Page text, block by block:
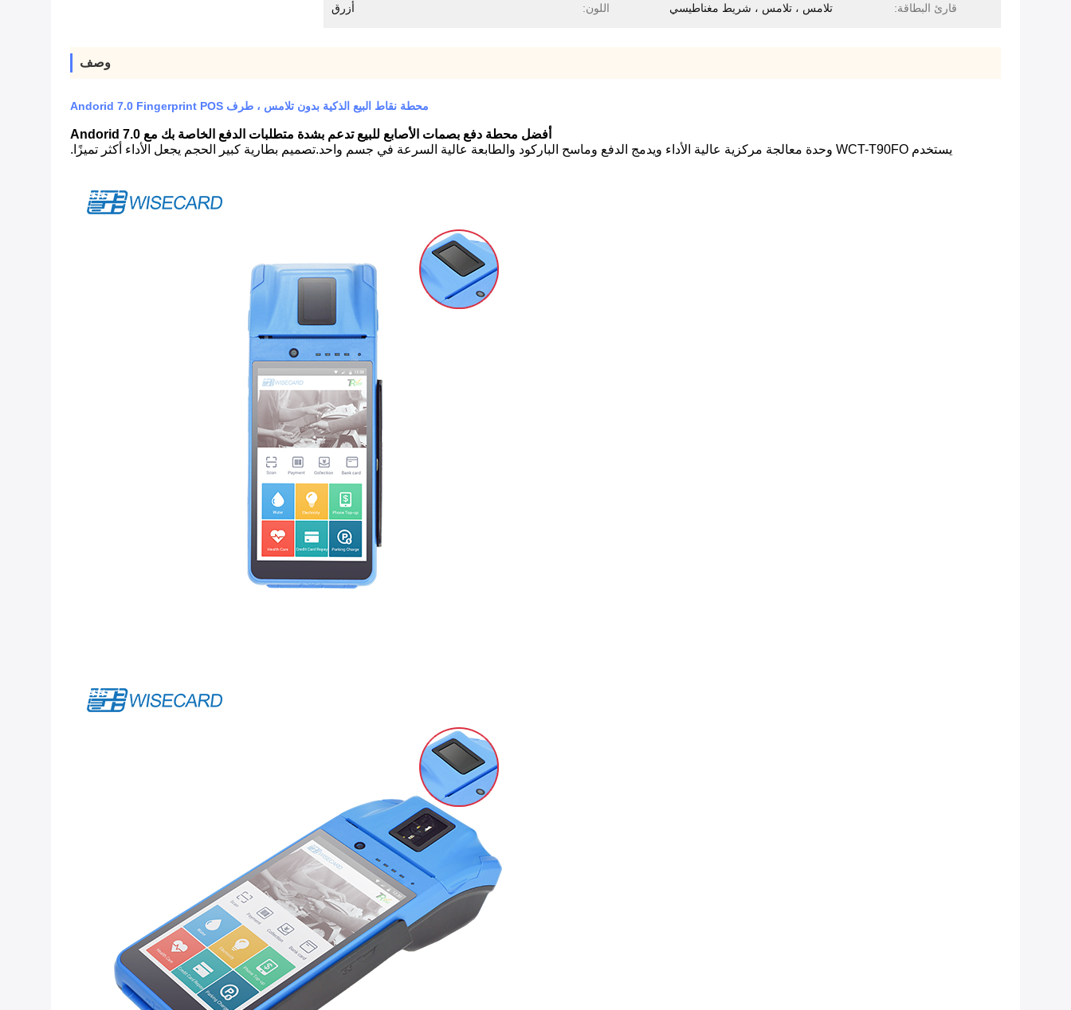
قارئ البطاقة: تلامس ، تلامس ، شريط مغناطيسي اللون: أزرق
وصف
محطة نقاط البيع الذكية بدون تلامس ، طرف Andorid 7.0 Fingerprint POS
أفضل محطة دفع بصمات الأصابع للبيع تدعم بشدة متطلبات الدفع الخاصة بك مع Andorid 7.0
يستخدم WCT-T90FO وحدة معالجة مركزية عالية الأداء ويدمج الدفع وماسح الباركود والطابعة عالية السرعة في جسم واحد.تصميم بطارية كبير الحجم يجعل الأداء أكثر تميزًا.